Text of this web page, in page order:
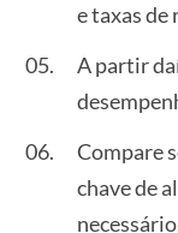
e taxas de
A partir
Compare
chave de